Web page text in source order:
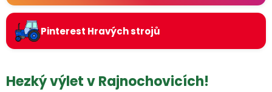
Pinterest Hravých strojů
Hezký výlet v Rajnochovicích!